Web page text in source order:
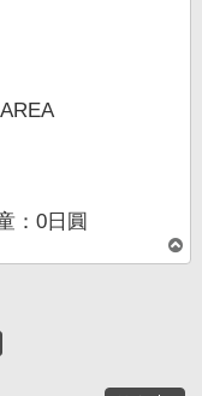
：0日圓
頂